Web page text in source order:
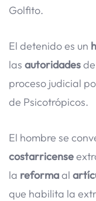
Golfito.
El detenido es un
las autoridadesde
proceso judicial
de Psicotrópicos.
El hombre se
costarricense
la reformaal
que habilita la